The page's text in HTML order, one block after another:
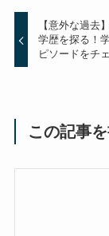
【意外な過去
学歴を探る！
ピソードをチ
この記事